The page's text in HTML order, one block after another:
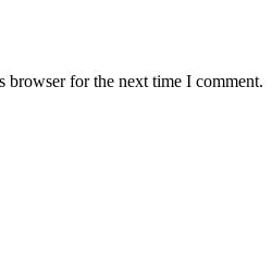
browser for the next time I comment.